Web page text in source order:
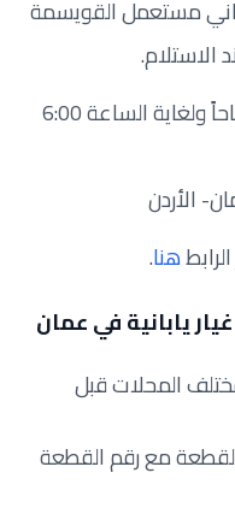
مستعمل القويسمة
الاستلام.
موعد العمل: من الساعة 8:00 صباحاً ولغاية الساعة 6:00
الأردن
هنا.
يابانية في عمان
المحلات قبل
مع رقم القطعة